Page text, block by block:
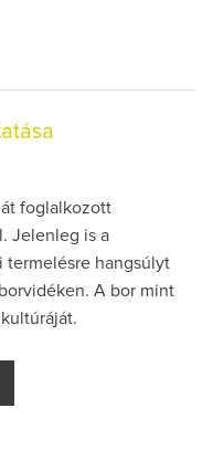
foglalkozott
Jelenleg is a
termelésre hangsúlyt
A bor mint